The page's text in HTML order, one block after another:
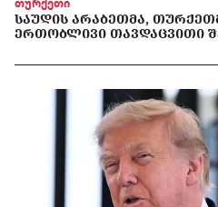
თურქეთი
ᲡᲐᲣᲓᲘᲡ ᲐᲠᲐᲑᲔᲗᲛᲐ,
ᲔᲠᲗᲝᲑᲚᲘᲕᲘ ᲗᲐᲕᲓᲐᲪᲕᲘᲗᲘ